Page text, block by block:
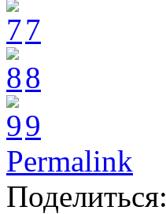
7
8
9
Permalink
Поделиться: